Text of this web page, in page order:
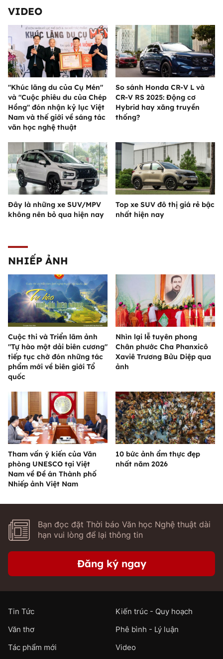
VIDEO
"Khúc lãng du của Cụ Mén"
và "Cuộc phiêu du của Chép
Hồng" đón nhận kỷ lục Việt
Nam và thế giới về sáng tác
văn học nghệ thuật
So sánh Honda CR-V L và
CR-V RS 2025: Động cơ
Hybrid hay xăng truyền
thống?
Đây là những xe SUV/MPV
không nên bỏ qua hiện nay
Top xe SUV đô thị giá rẻ bậc
nhất hiện nay
NHIẾP ẢNH
Cuộc thi và Triển lãm ảnh
"Tự hào một dải biên cương"
tiếp tục chờ đón những tác
phẩm mới về biên giới Tổ
quốc
Nhìn lại lễ tuyên phong
Chân phước Cha Phanxicô
Xaviê Trương Bửu Diệp qua
ảnh
Tham vấn ý kiến của Văn
phòng UNESCO tại Việt
Nam về Đề án Thành phố
Nhiếp ảnh Việt Nam
10 bức ảnh ẩm thực đẹp
nhất năm 2026
Bạn đọc đặt Thời báo Văn học Nghệ thuật dài
hạn vui lòng để lại thông tin
Đăng ký ngay
Tin Tức
Kiến trúc - Quy hoạch
Văn thơ
Phê bình - Lý luận
Tác phẩm mới
Video